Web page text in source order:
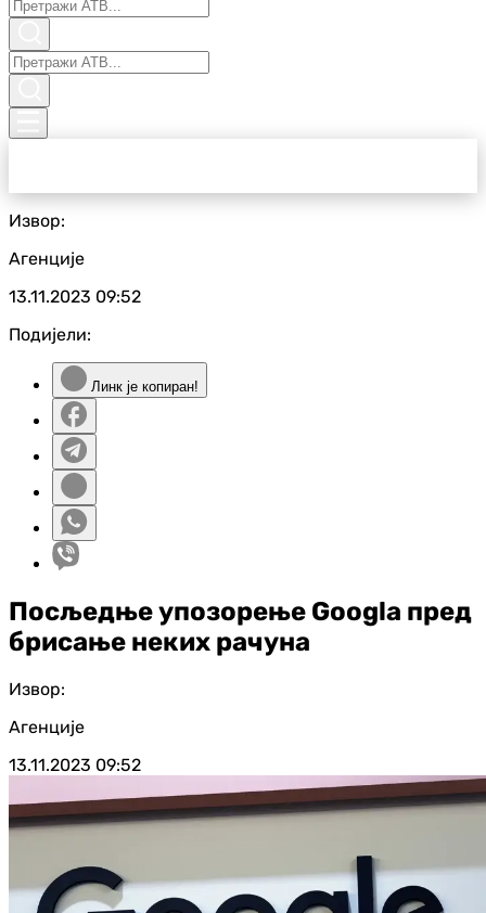
Извор:
Агенције
13.11.2023 09:52
Подијели:
Линк је копиран!
Посљедње упозорење Googlа пред
брисање неких рачуна
Извор:
Агенције
13.11.2023 09:52